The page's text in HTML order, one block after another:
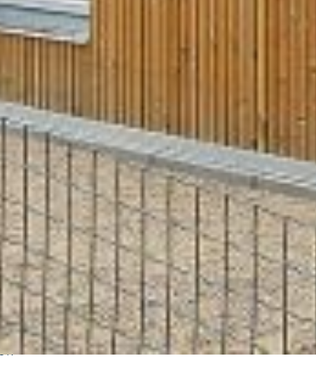
AF TO
er, at leg og bevægelse
indeklima, som vi har
med fokus på
energibehov samt projektering og
2015, jf. BR2010, med en
ventilation m. VGV og